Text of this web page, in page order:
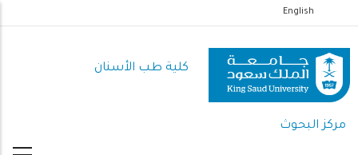
إلى
المحتوى
الرئيسي
English
كلية طب الأسنان
مركز البحوث